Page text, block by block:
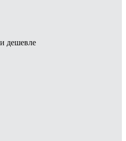
дешевле